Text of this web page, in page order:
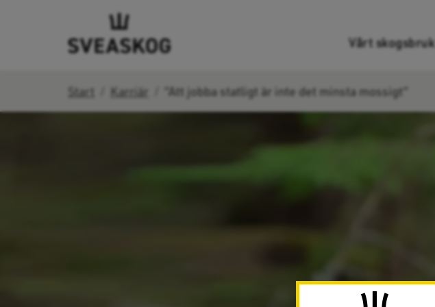
Vårt skogsbruk
Start Karriär ”Att jobba statligt är inte det minsta mossigt”